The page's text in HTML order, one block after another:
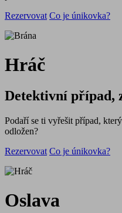
Rezervovat Co je únikovka?
Hráč
Detektivní případ,
Podaří se ti vyřešit případ,
odložen?
Rezervovat Co je únikovka?
Oslava